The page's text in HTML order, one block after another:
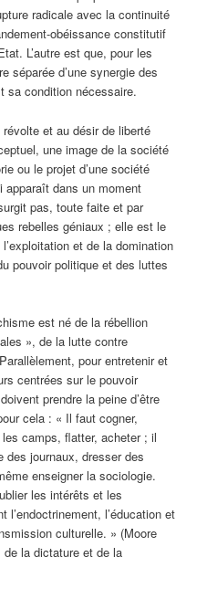
radicale avec la continuité
obéissance constitutif
L’autre est que, pour les
séparée d’une synergie des
sa condition nécessaire.
révolte et au désir de liberté
une image de la société
ou le projet d’une société
dans un moment
pas, toute faite et par
rebelles géniaux ; elle est le
et de la domination
pouvoir politique et des luttes
est né de la rébellion
», de la lutte contre
pour entretenir et
centrées sur le pouvoir
prendre la peine d’être
cela : « Il faut cogner,
camps, flatter, acheter ; il
des journaux, dresser des
enseigner la sociologie.
les intérêts et les
l’éducation et
culturelle. » (Moore
la dictature et de la